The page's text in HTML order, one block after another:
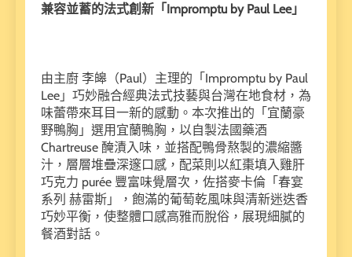
兼容並蓄的法式創新「Impromptu by Paul Lee」
由主廚 李皞（Paul）主理的「Impromptu by Paul
Lee」巧妙融合經典法式技藝與台灣在地食材，為
味蕾帶來耳目一新的感動。本次推出的「宜蘭豪
野鴨胸」選用宜蘭鴨胸，以自製法國藥酒
Chartreuse 醃漬入味，並搭配鴨骨熬製的濃縮醬
汁，層層堆疊深邃口感，配菜則以紅棗填入雞肝
巧克力 purée 豐富味覺層次，佐搭麥卡倫「春宴
系列 赫雷斯」，飽滿的葡萄乾風味與清新迷迭香
巧妙平衡，使整體口感高雅而脫俗，展現細膩的
餐酒對話。